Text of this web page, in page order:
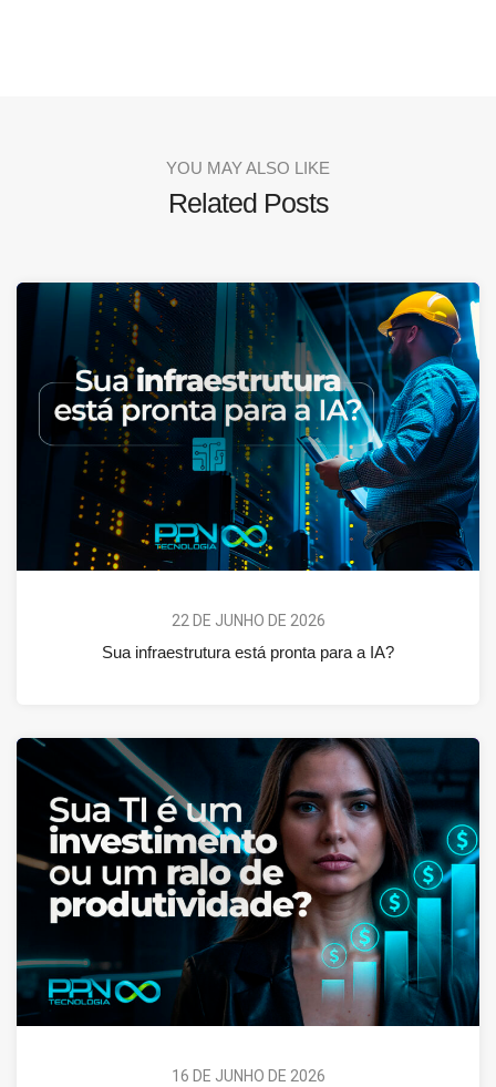
YOU MAY ALSO LIKE
Related Posts
22 DE JUNHO DE 2026
Sua infraestrutura está pronta para a IA?
16 DE JUNHO DE 2026